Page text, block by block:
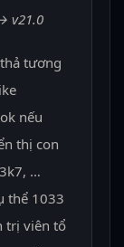
v21.0
tương
nếu
thị con
…
thể 1033
trị viên tổ